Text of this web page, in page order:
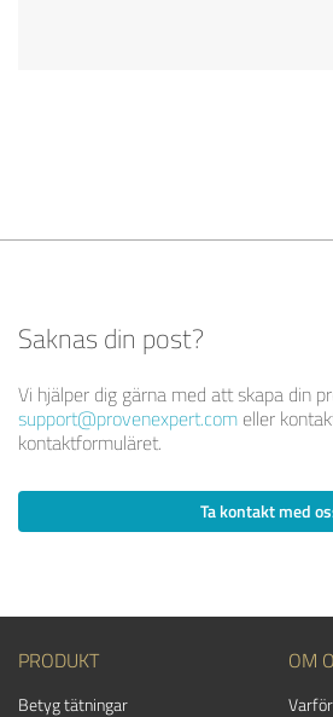
Saknas din post?
Vi hjälper dig gärna med att skapa din
support@provenexpert.com eller
kontaktformuläret.
Ta kontakt med
PRODUKT
Betyg tätningar
OM